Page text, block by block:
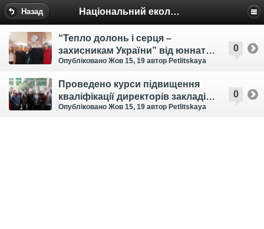
Назад Національний еколого-натуралістичний центр
0
“Тепло долонь і серця –
захисникам України” від юннатів
Дніпропетровщини
Опубліковано Жов 15, 19 автор Petlitskaya
0
Проведено курси підвищення
кваліфікації директорів закладів
позашкільної освіти
Опубліковано Жов 15, 19 автор Petlitskaya